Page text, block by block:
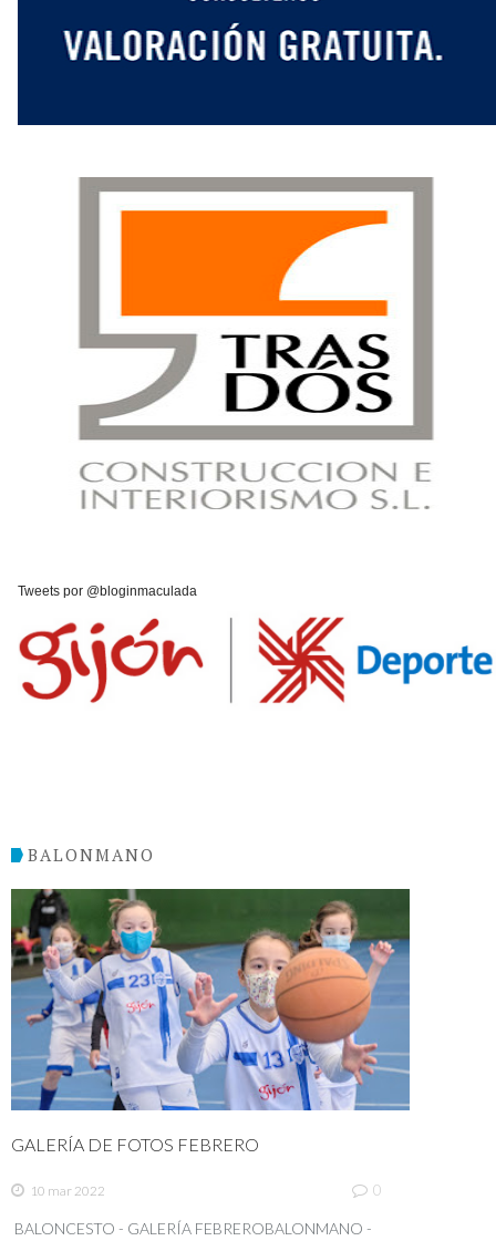
Tweets por @bloginmaculada
BALONMANO
GALERÍA DE FOTOS FEBRERO
10 mar 2022 0
BALONCESTO - GALERÍA FEBREROBALONMANO -